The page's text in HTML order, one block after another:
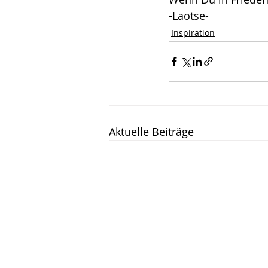
Wirken, Wirkung
-Laotse-
Inspiration
Aktuelle Beiträge